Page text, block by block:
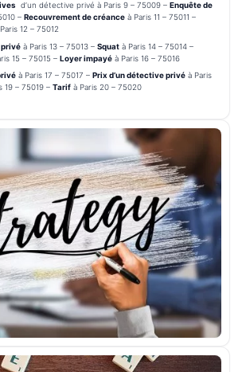
d’un détective privé à Paris 9 – 75009 – Enquête de
– Recouvrement de créance à Paris 11 – 75011 –
12 – 75012
privé à Paris 13 – 75013 – Squat à Paris 14 – 75014 –
15 – 75015 – Loyer impayé à Paris 16 – 75016
à Paris 17 – 75017 – Prix d’un détective privé à Paris
19 – 75019 – Tarif à Paris 20 – 75020